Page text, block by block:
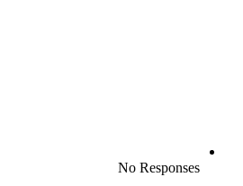
No Responses